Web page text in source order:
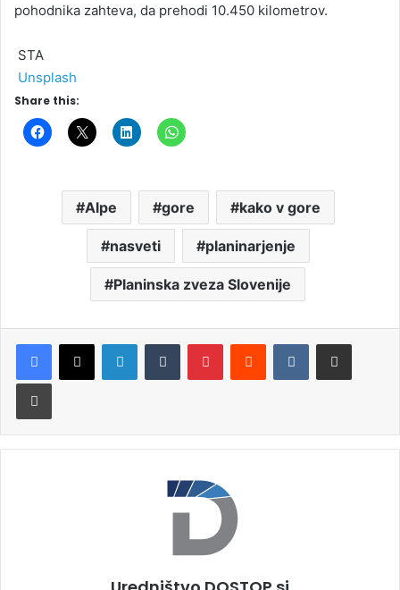
pohodnika zahteva, da prehodi 10.450 kilometrov.
STA
Unsplash
Share this:
Alpe gore kako v gore
nasveti planinarjenje
Planinska zveza Slovenije